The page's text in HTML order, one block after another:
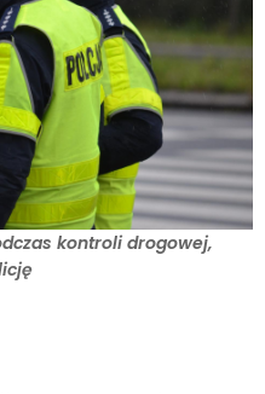
kontroli drogowej,